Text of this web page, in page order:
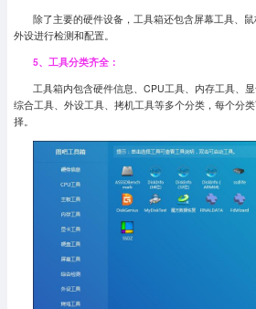
除了主要的硬件设备，工具箱还包含屏幕工具、
外设进行检测和配置。
5、工具分类齐全：
工具箱内包含硬件信息、CPU工具、内存工具、
综合工具、外设工具、拷机工具等多个分类，每个分
择。